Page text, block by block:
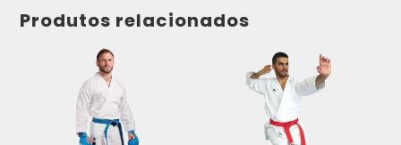
Produtos relacionados